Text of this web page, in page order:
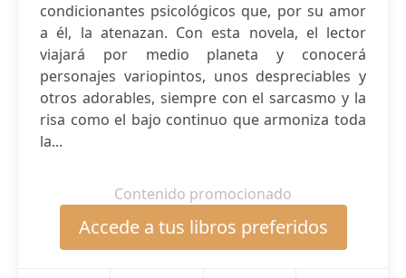
condicionantes psicológicos que, por su amor
a él, la atenazan. Con esta novela, el lector
viajará por medio planeta y conocerá
personajes variopintos, unos despreciables y
otros adorables, siempre con el sarcasmo y la
risa como el bajo continuo que armoniza toda
la...
Contenido promocionado
Accede a tus libros preferidos